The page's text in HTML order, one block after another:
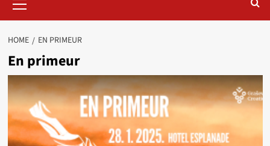
Menu
HOME EN PRIMEUR
En primeur